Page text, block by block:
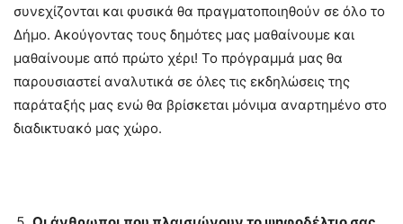
συνεχίζονται και φυσικά θα πραγματοποιηθούν σε όλο το
Δήμο. Ακούγοντας τους δημότες μας μαθαίνουμε και
μαθαίνουμε από πρώτο χέρι! Το πρόγραμμά μας θα
παρουσιαστεί αναλυτικά σε όλες τις εκδηλώσεις της
παράταξής μας ενώ θα βρίσκεται μόνιμα αναρτημένο στο
διαδικτυακό μας χώρο.